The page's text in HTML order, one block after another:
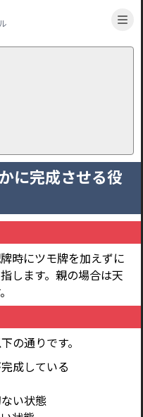
に完成させる役
時にツモ牌を加えずに
します。親の場合は天
の通りです。
成している
い状態